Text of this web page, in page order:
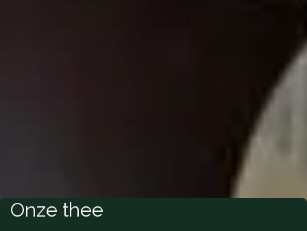
Onze thee